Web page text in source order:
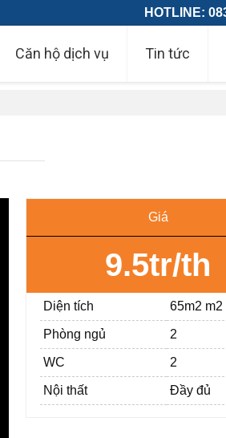
HOTLINE:
Căn hộ dịch vụ Tin tức
Giá
9.5tr/th
Diện tích 65m2 m2
Phòng ngủ 2
WC 2
Nội thất Đầy đủ